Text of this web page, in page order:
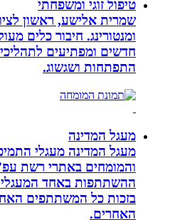
טיפול זוגי ומשפחתי
שמרית אלישע, ראשון לציון,
ומנטורינג. חיבור כלים
חדשים ומפתיעים לתהליכי
התפתחות ושגשוג.
מעגל המדינה
מעגל המדינה מעגלי התמיכה
והמומחים באתרי רשת
ההשתתפות באחד המעגלים
בזכות כל המשתתפים האחרים
האחרים.